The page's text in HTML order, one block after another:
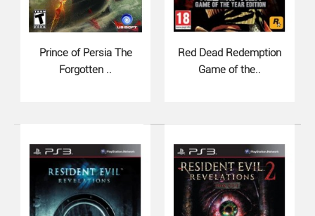
920 грн.
Prince of Persia The
Forgotten ..
Red Dead Redemption
Game of the..